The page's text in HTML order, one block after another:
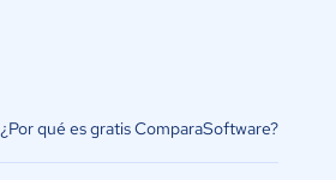
¿Por qué es gratis ComparaSoftware?